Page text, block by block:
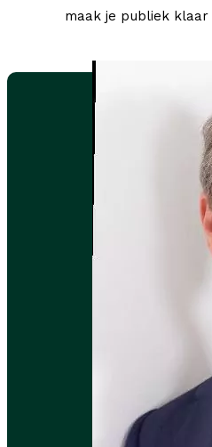
maak je publiek